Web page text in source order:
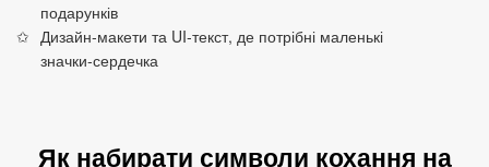
подарунків
Дизайн‑макети та UI‑текст, де потрібні маленькі
значки‑сердечка
Як набирати символи кохання на